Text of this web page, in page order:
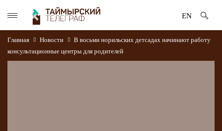
EN
Главная Новости
В восьми норильских детсадах начинают работу
консультационные центры для родителей